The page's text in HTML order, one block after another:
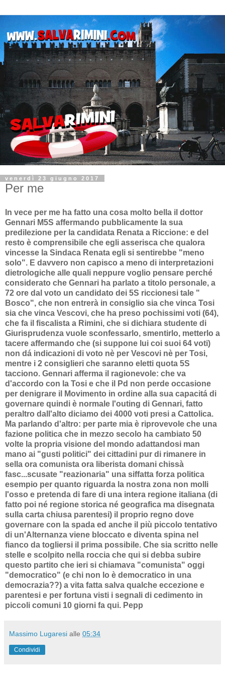
venerdì 23 giugno 2017
Per me
In vece per me ha fatto una cosa molto bella il dottor
Gennari M5S affermando pubblicamente la sua
predilezione per la candidata Renata a Riccione: e del
resto è comprensibile che egli asserisca che qualora
vincesse la Sindaca Renata egli si sentirebbe "meno
solo". E davvero non capisco a meno di interpretazioni
dietrologiche alle quali neppure voglio pensare perché
considerato che Gennari ha parlato a titolo personale, a
72 ore dal voto un candidato dei 5S riccionesi tale "
Bosco", che non entrerà in consiglio sia che vinca Tosi
sia che vinca Vescovi, che ha preso pochissimi voti (64),
che fa il fiscalista a Rimini, che si dichiara studente di
Giurisprudenza vuole sconfessarlo, smentirlo, metterlo a
tacere affermando che (si suppone lui coi suoi 64 voti)
non dá indicazioni di voto nè per Vescovi nè per Tosi,
mentre i 2 consiglieri che saranno eletti quota 5S
tacciono. Gennari afferma il ragionevole: che va
d'accordo con la Tosi e che il Pd non perde occasione
per denigrare il Movimento in ordine alla sua capacitá di
governare quindi è normale l'outing di Gennari, fatto
peraltro dall'alto diciamo dei 4000 voti presi a Cattolica.
Ma parlando d'altro: per parte mia è riprovevole che una
fazione politica che in mezzo secolo ha cambiato 50
volte la propria visione del mondo adattandosi man
mano ai "gusti politici" dei cittadini pur di rimanere in
sella ora comunista ora liberista domani chissà
fasc...scusate "reazionaria" una siffatta forza politica
esempio per quanto riguarda la nostra zona non molli
l'osso e pretenda di fare di una intera regione italiana (di
fatto poi né regione storica né geografica ma disegnata
sulla carta chiusa parentesi) il proprio regno dove
governare con la spada ed anche il più piccolo tentativo
di un'Alternanza viene bloccato e diventa spina nel
fianco da togliersi il prima possibile. Che sia scritto nelle
stelle e scolpito nella roccia che qui si debba subire
questo partito che ieri si chiamava "comunista" oggi
"democratico" (e chi non lo è democratico in una
democrazia??) a vita fatta salva qualche eccezione e
parentesi e per fortuna visti i segnali di cedimento in
piccoli comuni 10 giorni fa qui. Pepp
Massimo Lugaresi alle 05:34
Condividi